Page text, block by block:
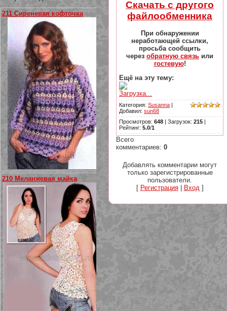
211 Сиреневая кофточка
210 Меланжевая майка
Скачать с другого
файлообменника
При обнаружении
неработающей ссылки,
просьба сообщить
через обратную связь или
гостевую!
Ещё на эту тему:
Загрузка...
Категория: Susanna |
Добавил: sun68
Просмотров: 648 | Загрузок: 215 |
Рейтинг: 5.0/1
Всего
комментариев: 0
Добавлять комментарии могут
только зарегистрированные
пользователи.
[ Регистрация| Вход]